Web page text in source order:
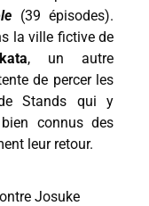
(39 épisodes).
la ville fictive de
, un autre
de percer les
Stands qui y
connus des
leur retour.
Josuke